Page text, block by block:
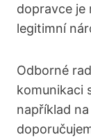
dopravce je
legitimní
Odborné
komunikaci
například na